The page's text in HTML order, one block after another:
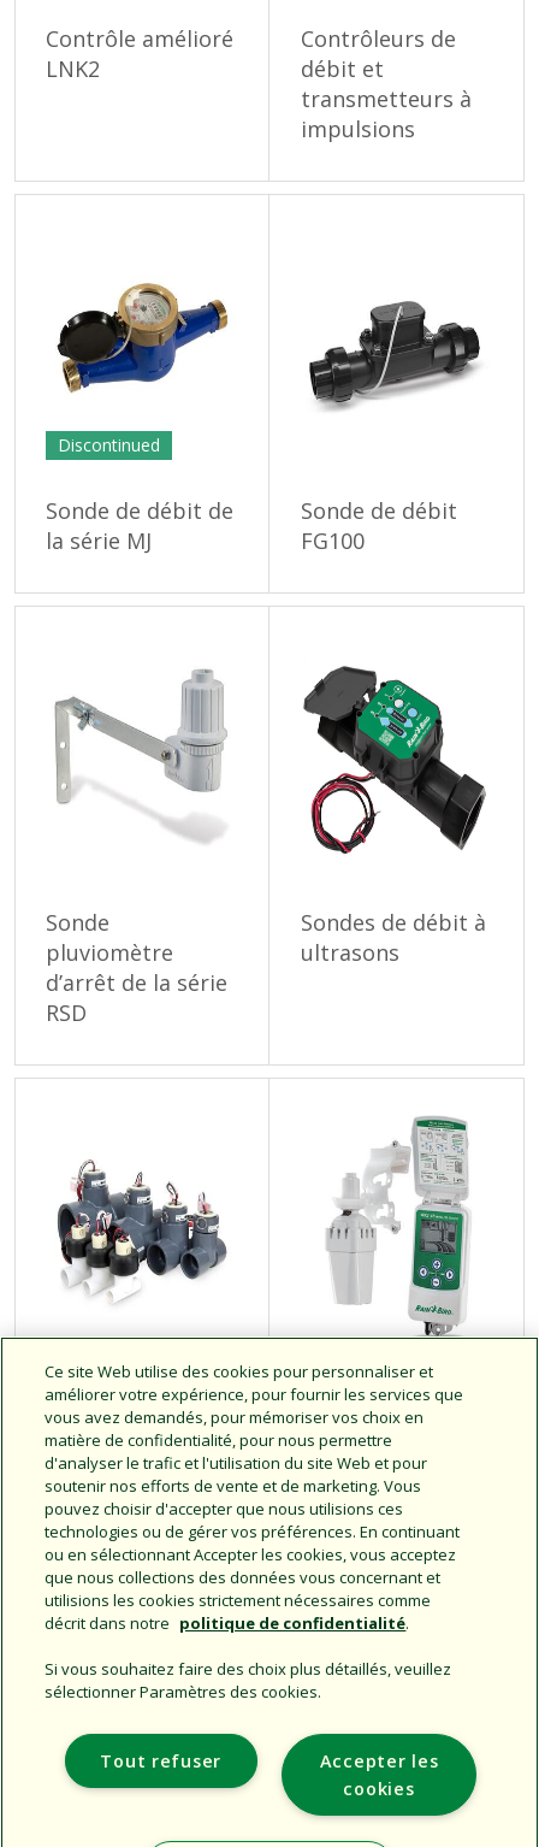
Contrôle amélioré
LNK2
Contrôleurs de
débit et
transmetteurs à
impulsions
Discontinued
Sonde de débit de
la série MJ
Sonde de débit
FG100
Sonde
pluviomètre
d’arrêt de la série
RSD
Sondes de débit à
ultrasons
Sondes de débit
de la série FS
Sondes
pluviomètre + gel
sans fil des séries
WR2 et WR2-48
Support
Entreprise
Sites Supplémentaires
Ce site Web utilise des cookies pour personnaliser et
améliorer votre expérience, pour fournir les services que
vous avez demandés, pour mémoriser vos choix en
matière de confidentialité, pour nous permettre
d'analyser le trafic et l'utilisation du site Web et pour
soutenir nos efforts de vente et de marketing. Vous
pouvez choisir d'accepter que nous utilisions ces
technologies ou de gérer vos préférences. En continuant
ou en sélectionnant Accepter les cookies, vous acceptez
que nous collections des données vous concernant et
utilisions les cookies strictement nécessaires comme
décrit dans notre politique de confidentialité.
Si vous souhaitez faire des choix plus détaillés, veuillez
sélectionner Paramètres des cookies.
Accepter les
cookies
Tout refuser